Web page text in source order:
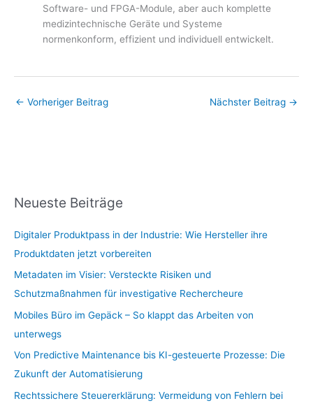
Software- und FPGA-Module, aber auch komplette
medizintechnische Geräte und Systeme
normenkonform, effizient und individuell entwickelt.
← Vorheriger Beitrag Nächster Beitrag →
Neueste Beiträge
Digitaler Produktpass in der Industrie: Wie Hersteller ihre
Produktdaten jetzt vorbereiten
Metadaten im Visier: Versteckte Risiken und
Schutzmaßnahmen für investigative Rechercheure
Mobiles Büro im Gepäck – So klappt das Arbeiten von
unterwegs
Von Predictive Maintenance bis KI-gesteuerte Prozesse: Die
Zukunft der Automatisierung
Rechtssichere Steuererklärung: Vermeidung von Fehlern bei